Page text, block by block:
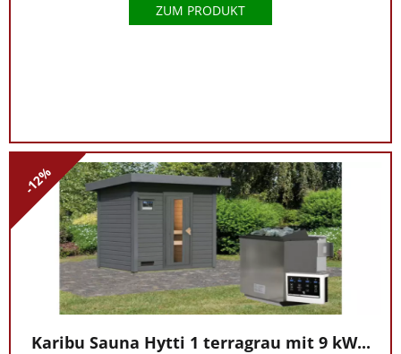
ZUM PRODUKT
-12%
Karibu Sauna Hytti 1 terragrau mit 9 kW...